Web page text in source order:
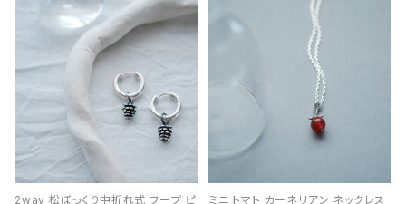
2way 松ぼっくり中折れ式 フープ ピ
ミニ トマト カーネリアン ネックレス